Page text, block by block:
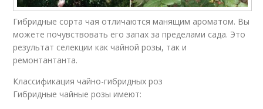
Гибридные сорта чая отличаются манящим ароматом. Вы
можете почувствовать его запах за пределами сада. Это
результат селекции как чайной розы, так и
ремонтантанта.
Классификация чайно-гибридных роз
Гибридные чайные розы имеют: